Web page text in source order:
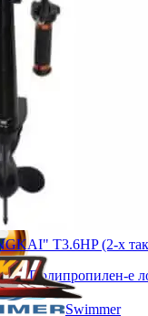
Стеклопластик-е
Полипропилен-е
Swimmer
T3.6HP (2-х